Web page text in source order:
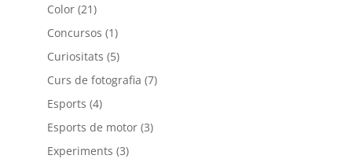
Color(21)
Concursos (1)
Curiositats (5)
Curs de fotografia (7)
Esports (4)
Esports de motor(3)
Experiments (3)